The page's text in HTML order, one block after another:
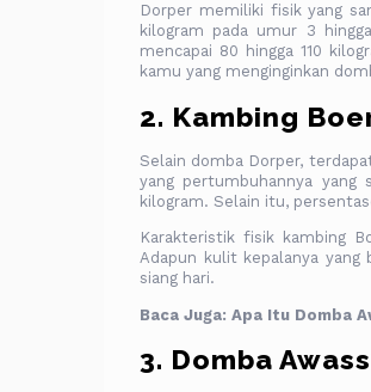
Dorper memiliki fisik yang
kilogram pada umur 3
mencapai 80 hingga 110
kamu yang menginginkan
2. Kambing
Selain domba Dorper,
yang pertumbuhannya
kilogram. Selain itu,
Karakteristik fisik kambing
Adapun kulit kepalanya
siang hari.
Baca Juga: Apa Itu Domba
3. Domba